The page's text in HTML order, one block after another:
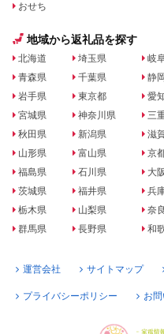
おせち
地域から返礼品を探す
北海道
青森県
岩手県
宮城県
秋田県
山形県
福島県
茨城県
栃木県
群馬県
埼玉県
千葉県
東京都
神奈川県
新潟県
富山県
石川県
福井県
山梨県
長野県
岐
静
愛
三
滋
京
大
兵
奈
和
運営会社 サイトマップ
プライバシーポリシー お